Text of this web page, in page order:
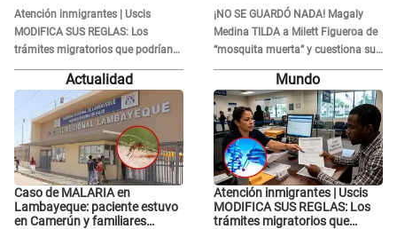
Moisés: “Gracias”
Atención inmigrantes | Uscis
MODIFICA SUS REGLAS: Los
trámites migratorios que podrían
necesitar tu prueba de ADN
¡NO SE GUARDÓ NADA! Magaly
Medina TILDA a Milett Figueroa de
“mosquita muerta” y cuestiona su
RECONCILIACIÓN con Marcelo
Tinelli en TV argentina
Actualidad
Caso de MALARIA en
Lambayeque: paciente estuvo
en Camerún y familiares
Mundo
Atención inmigrantes | Uscis
MODIFICA SUS REGLAS: Los
trámites migratorios que